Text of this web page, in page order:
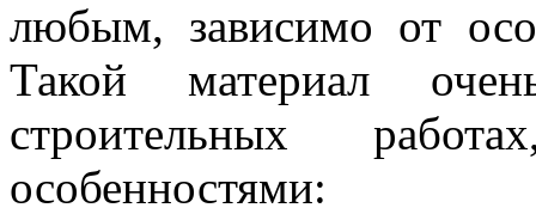
любым, зависимо от
Такой материал
строительных
особенностями: